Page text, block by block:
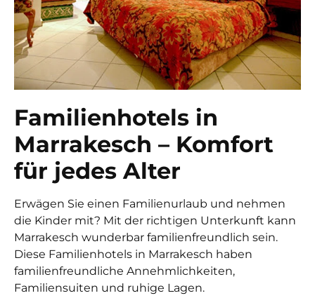
Familienhotels in
Marrakesch – Komfort
für jedes Alter
Erwägen Sie einen Familienurlaub und nehmen
die Kinder mit? Mit der richtigen Unterkunft kann
Marrakesch wunderbar familienfreundlich sein.
Diese Familienhotels in Marrakesch haben
familienfreundliche Annehmlichkeiten,
Familiensuiten und ruhige Lagen.